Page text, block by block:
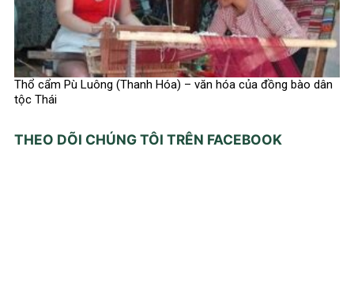
Thổ cẩm Pù Luông (Thanh Hóa) – văn hóa của đồng bào dân
tộc Thái
THEO DÕI CHÚNG TÔI TRÊN FACEBOOK